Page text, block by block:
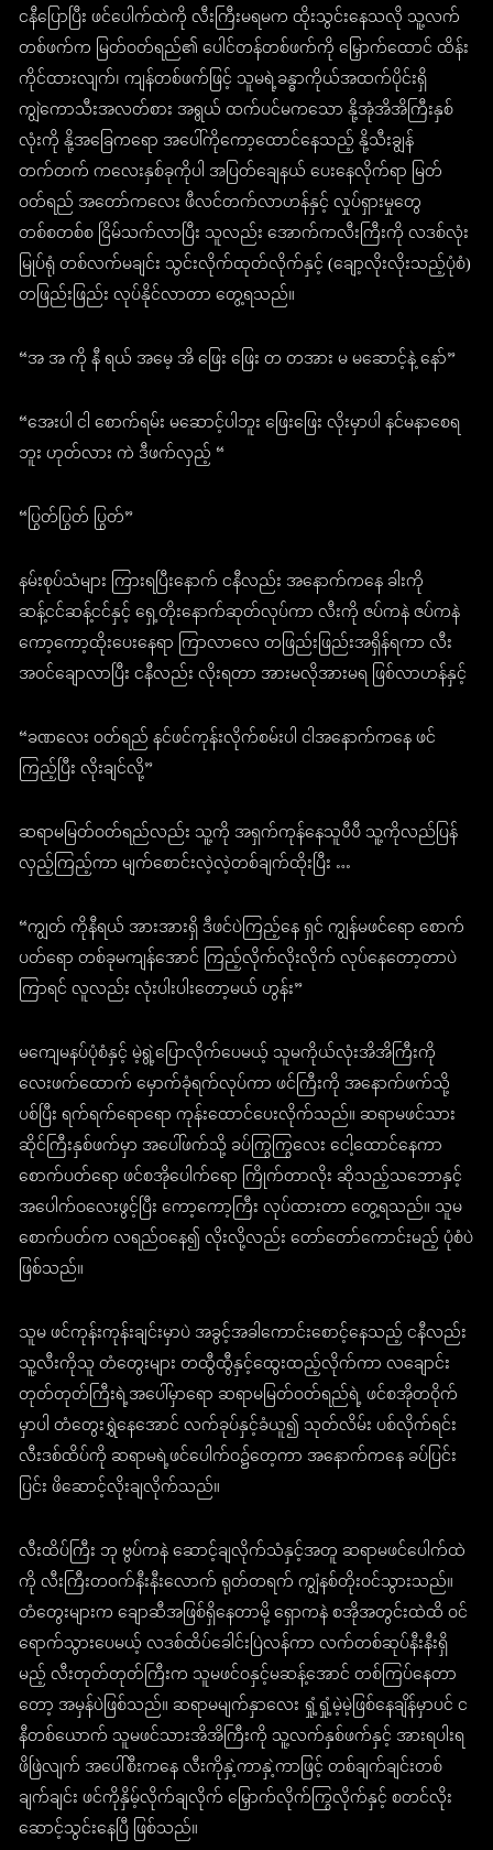
ငနီပြောပြီး ဖင်ပေါက်ထဲကို လီးကြီးမရမက ထိုးသွင်းနေသလို သူ့လက်
တစ်ဖက်က မြတ်ဝတ်ရည်၏ ပေါင်တန်တစ်ဖက်ကို မြှောက်ထောင် ထိန်း
ကိုင်ထားလျက်၊ ကျန်တစ်ဖက်ဖြင့် သူမရဲ့ခန္ဓာကိုယ်အထက်ပိုင်းရှိ
ကျွဲကောသီးအလတ်စား အရွယ် ထက်ပင်မကသော နို့အုံအိအိကြီးနှစ်
လုံးကို နို့အခြေကရော အပေါ်ကိုကော့ထောင်နေသည့် နို့သီးချွန်
တက်တက် ကလေးနှစ်ခုကိုပါ အပြတ်ချေနယ် ပေးနေလိုက်ရာ မြတ်
ဝတ်ရည် အတော်ကလေး ဖီလင်တက်လာဟန်နှင့် လှုပ်ရှားမှုတွေ
တစ်စတစ်စ ငြိမ်သက်လာပြီး သူလည်း အောက်ကလီးကြီးကို လဒစ်လုံး
မြုပ်ရုံ တစ်လက်မချင်း သွင်းလိုက်ထုတ်လိုက်နှင့် (ချော့လိုးလိုးသည့်ပုံစံ)
တဖြည်းဖြည်း လုပ်နိုင်လာတာ တွေ့ရသည်။
“အ အ ကို နီ ရယ် အမေ့ အိ ဖြေး ဖြေး တ တအား မ မဆောင့်နဲ့ နော်”
“အေးပါ ငါ စောက်ရမ်း မဆောင့်ပါဘူး ဖြေးဖြေး လိုးမှာပါ နင်မနာစေရ
ဘူး ဟုတ်လား ကဲ ဒီဖက်လှည့် “
“ပြွတ်ပြွတ် ပြွတ်”
နမ်းစုပ်သံများ ကြားရပြီးနောက် ငနီလည်း အနောက်ကနေ ခါးကို
ဆန့်ငင်ဆန့်ငင်နှင့် ရှေ့တိုးနောက်ဆုတ်လုပ်ကာ လီးကို ဇပ်ကနဲ ဇပ်ကနဲ
ကော့ကော့ထိုးပေးနေရာ ကြာလာလေ တဖြည်းဖြည်းအရှိန်ရကာ လီး
အဝင်ချောလာပြီး ငနီလည်း လိုးရတာ အားမလိုအားမရ ဖြစ်လာဟန်နှင့်
“ခဏလေး ဝတ်ရည် နင်ဖင်ကုန်းလိုက်စမ်းပါ ငါအနောက်ကနေ ဖင်
ကြည့်ပြီး လိုးချင်လို့”
ဆရာမမြတ်ဝတ်ရည်လည်း သူ့ကို အရှက်ကုန်နေသူပီပီ သူ့ကိုလည်ပြန်
လှည့်ကြည့်ကာ မျက်စောင်းလဲ့လဲ့တစ်ချက်ထိုးပြီး …
“ကျွတ် ကိုနီရယ် အားအားရှိ ဒီဖင်ပဲကြည့်နေ ရှင် ကျွန်မဖင်ရော စောက်
ပတ်ရော တစ်ခုမကျန်အောင် ကြည့်လိုက်လိုးလိုက် လုပ်နေတော့တာပဲ
ကြာရင် လူလည်း လုံးပါးပါးတော့မယ် ဟွန်း”
မကျေမနပ်ပုံစံနှင့် မဲ့ရွဲ့ပြောလိုက်ပေမယ့် သူမကိုယ်လုံးအိအိကြီးကို
လေးဖက်ထောက် မှောက်ခုံရက်လုပ်ကာ ဖင်ကြီးကို အနောက်ဖက်သို့
ပစ်ပြီး ရက်ရက်ရောရော ကုန်းထောင်ပေးလိုက်သည်။ ဆရာမဖင်သား
ဆိုင်ကြီးနှစ်ဖက်မှာ အပေါ်ဖက်သို့ ခပ်ကြွကြွလေး ငေါ့ထောင်နေကာ
စောက်ပတ်ရော ဖင်စအိုပေါက်ရော ကြိုက်တာလိုး ဆိုသည့်သဘောနှင့်
အပေါက်ဝလေးဖွင့်ပြီး ကော့ကော့ကြီး လုပ်ထားတာ တွေ့ရသည်။ သူမ
စောက်ပတ်က လရည်ဝနေ၍ လိုးလို့လည်း တော်တော်ကောင်းမည့် ပုံစံပဲ
ဖြစ်သည်။
သူမ ဖင်ကုန်းကုန်းချင်းမှာပဲ အခွင့်အခါကောင်းစောင့်နေသည့် ငနီလည်း
သူ့လီးကိုသူ တံတွေးများ တထွီထွီနှင့်ထွေးထည့်လိုက်ကာ လချောင်း
တုတ်တုတ်ကြီးရဲ့အပေါ်မှာရော ဆရာမမြတ်ဝတ်ရည်ရဲ့ ဖင်စအိုတဝိုက်
မှာပါ တံတွေးရွှဲနေအောင် လက်ခုပ်နှင့်ခံယူ၍ သုတ်လိမ်း ပစ်လိုက်ရင်း
လီးဒစ်ထိပ်ကို ဆရာမရဲ့ဖင်ပေါက်ဝ၌တေ့ကာ အနောက်ကနေ ခပ်ပြင်း
ပြင်း ဖိဆောင့်လိုးချလိုက်သည်။
လီးထိပ်ကြီး ဘု ဗွပ်ကနဲ ဆောင့်ချလိုက်သံနှင့်အတူ ဆရာမဖင်ပေါက်ထဲ
ကို လီးကြီးတဝက်နီးနီးလောက် ရုတ်တရက် ကျွံနစ်တိုးဝင်သွားသည်။
တံတွေးများက ချောဆီအဖြစ်ရှိနေတာမို့ ရှောကနဲ စအိုအတွင်းထဲထိ ဝင်
ရောက်သွားပေမယ့် လဒစ်ထိပ်ခေါင်းပြဲလန်ကာ လက်တစ်ဆုပ်နီးနီးရှိ
မည့် လီးတုတ်တုတ်ကြီးက သူမဖင်ဝနှင့်မဆန့်အောင် တစ်ကြပ်နေတာ
တော့ အမှန်ပဲဖြစ်သည်။ ဆရာမမျက်နှာလေး ရှုံ့ရှုံ့မဲ့မဲ့ဖြစ်နေချိန်မှာပင် င
နီတစ်ယောက် သူမဖင်သားအိအိကြီးကို သူ့လက်နှစ်ဖက်နှင့် အားရပါးရ
ဖိဖြဲလျက် အပေါ်စီးကနေ လီးကိုနှဲ့ကာနှဲ့ကာဖြင့် တစ်ချက်ချင်းတစ်
ချက်ချင်း ဖင်ကိုနှိမ့်လိုက်ချလိုက် မြှောက်လိုက်ကြွလိုက်နှင့် စတင်လိုး
ဆောင့်သွင်းနေပြီ ဖြစ်သည်။